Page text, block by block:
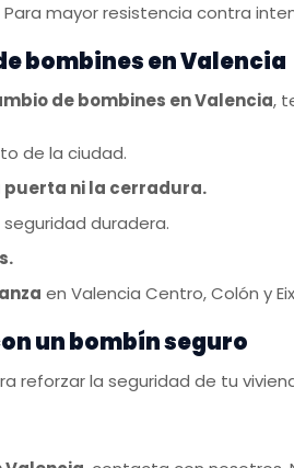
Para mayor resistencia contra
bombines en Valencia
de bombines en Valencia,
de la ciudad.
ni la cerradura.
duradera.
en Valencia Centro, Colón y
un bombín seguro
reforzar la seguridad de tu